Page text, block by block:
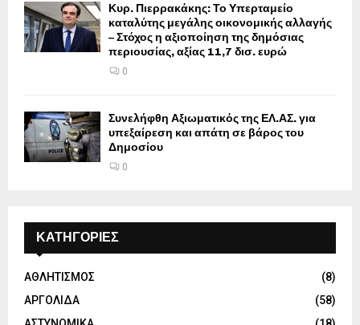
Κυρ. Πιερρακάκης: Το Υπερταμείο
καταλύτης μεγάλης οικονομικής αλλαγής
– Στόχος η αξιοποίηση της δημόσιας
περιουσίας, αξίας 11,7 δισ. ευρώ
0
Συνελήφθη Αξιωματικός της ΕΛ.ΑΣ. για
υπεξαίρεση και απάτη σε βάρος του
Δημοσίου
0
ΚΑΤΗΓΟΡΙΕΣ
ΑΘΛΗΤΙΣΜΟΣ
(8)
ΑΡΓΟΛΙΔΑ
(58)